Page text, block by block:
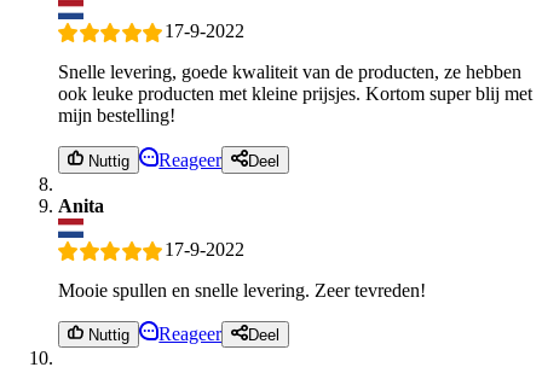
17-9-2022
Snelle levering, goede kwaliteit van de producten, ze hebben
ook leuke producten met kleine prijsjes. Kortom super blij met
mijn bestelling!
Nuttig Reageer Deel
Anita
17-9-2022
Mooie spullen en snelle levering. Zeer tevreden!
Nuttig Reageer Deel